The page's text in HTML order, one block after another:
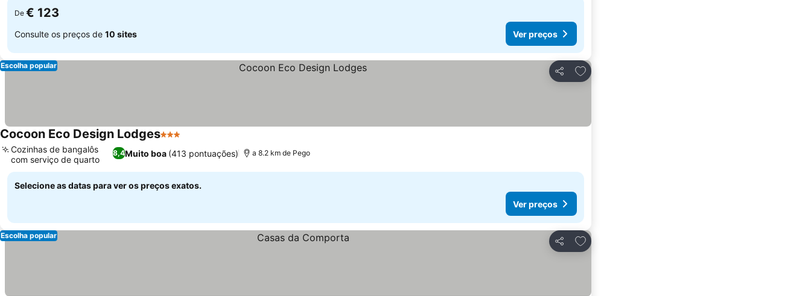
De € 123
Consulte os preços de 10 sites Ver preços
Partilhar
Adicionar aos favoritos
Escolha popular
Cocoon Eco Design Lodges3 Estrelas
8,4Muito boa (413 pontuações)
Cozinhas de bangalôs
com serviço de quarto
a 8.2 km de Pego
Selecione as datas para ver os preços exatos.
Ver preços
Partilhar
Adicionar aos favoritos
Escolha popular